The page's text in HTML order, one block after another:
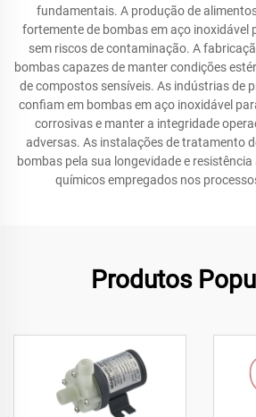
fundamentais. A produção de
fortemente de bombas em aço inoxidável
sem riscos de contaminação. A
bombas capazes de manter condições
de compostos sensíveis. As indústrias de
confiam em bombas em aço inoxidável
corrosivas e manter a integridade
adversas. As instalações de tratamento
bombas pela sua longevidade e
químicos empregados nos
Produtos